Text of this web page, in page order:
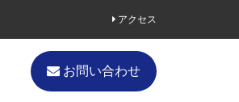
アクセス
お問い合わせ